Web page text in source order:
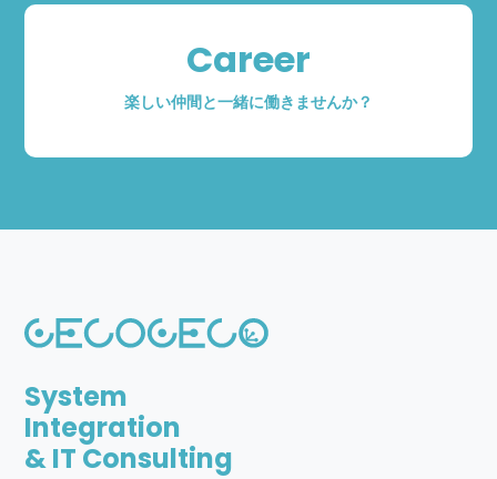
Career
楽しい仲間と一緒に働きませんか？
System
Integration
& IT Consulting